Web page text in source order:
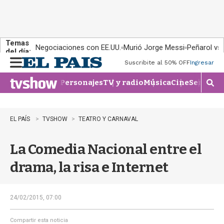
Temas
del día: Negociaciones con EE.UU. Murió Jorge Messi Peñarol
n
u
Suscribite al 50% OFFIngresar
PersonajesTV y radioMúsicaCineSeries
M
o
e
EL PAÍS TVSHOW TEATRO Y CARNAVAL
La Comedia Nacional entre el
drama, la risa e Internet
24/02/2015, 07:00
Compartir esta noticia